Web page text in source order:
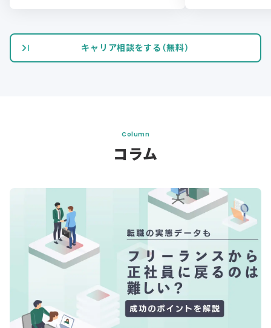
キャリア相談をする（無料）
Column
コラム